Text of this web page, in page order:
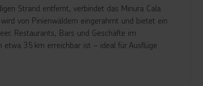
Strand entfernt, verbindet das Minura Cala
von Pinienwäldern eingerahmt und bietet ein
Restaurants, Bars und Geschäfte im
etwa 35 km erreichbar ist – ideal für Ausflüge